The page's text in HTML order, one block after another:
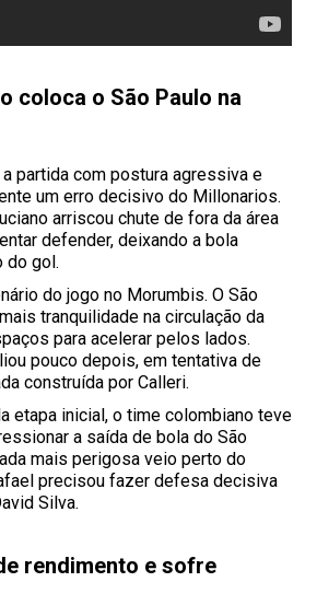
coloca o São Paulo na
partida com postura agressiva e
um erro decisivo do Millonarios.
arriscou chute de fora da área
defender, deixando a bola
do gol.
do jogo no Morumbis. O São
tranquilidade na circulação da
para acelerar pelos lados.
pouco depois, em tentativa de
construída por Calleri.
etapa inicial, o time colombiano teve
a saída de bola do São
mais perigosa veio perto do
precisou fazer defesa decisiva
Silva.
rendimento e sofre